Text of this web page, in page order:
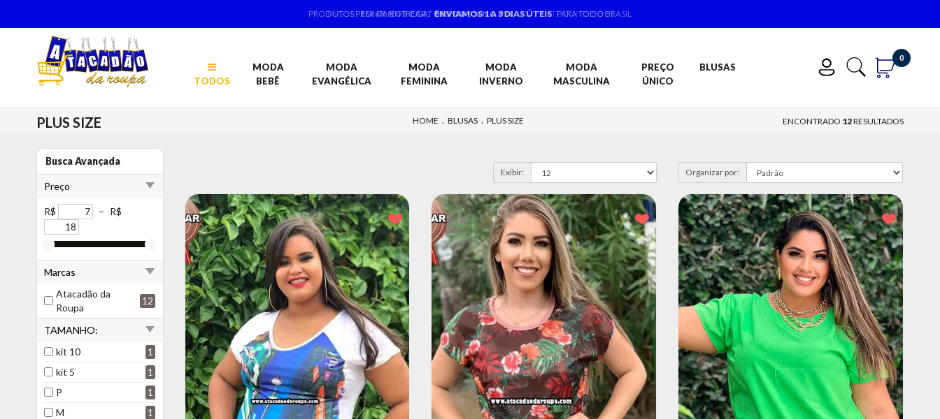
PRODUTOS PRONTA ENTREGA, ENVIAMOS 1 A 3 DIAS ÚTEIS PARA TODO BRASIL
TODOS
MODA
BEBÊ
MODA
EVANGÉLICA
MODA
FEMININA
MODA
INVERNO
MODA
MASCULINA
PREÇO
ÚNICO
BLUSAS
0
PLUS SIZE HOME . BLUSAS . PLUS SIZE ENCONTRADO 12RESULTADOS
Busca Avançada
Preço
R$ – R$
Marcas
Atacadão da
Roupa
12
TAMANHO:
kit 10
1
kit 5
1
P
1
M
1
Organizar por:
Exibir: